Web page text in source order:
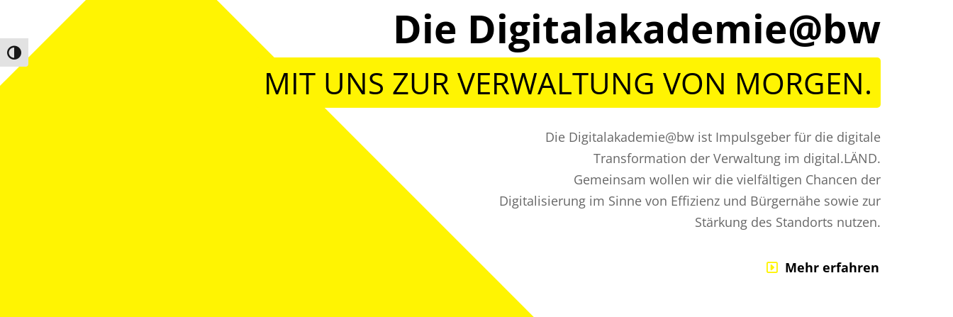
Umschalten auf hohe Kontraste
Die Digitalakademie@bw
MIT UNS ZUR VERWALTUNG VON MORGEN.
Die Digitalakademie@bw ist Impulsgeber für die digitale
Transformation der Verwaltung im digital.LÄND.
Gemeinsam wollen wir die vielfältigen Chancen der
Digitalisierung im Sinne von Effizienz und Bürgernähe sowie zur
Stärkung des Standorts nutzen.
Mehr erfahren